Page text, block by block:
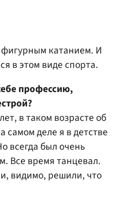
катанием. И
в этом виде спорта.
профессию,
в таком возрасте об
деле я в детстве
всегда был очень
Все время танцевал.
видимо, решили, что